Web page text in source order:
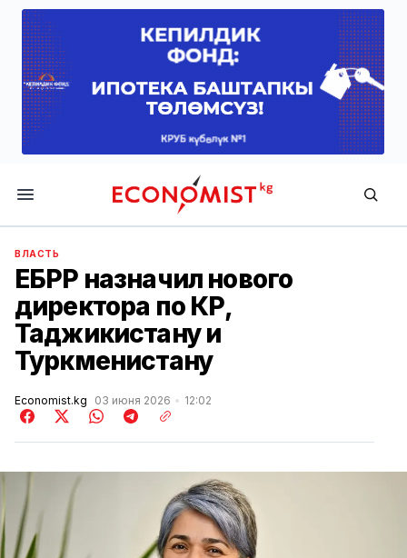
Economist.kg
ВЛАСТЬ
ЕБРР назначил нового
директора по КР,
Таджикистану и
Туркменистану
Economist.kg 03 июня 2026 12:02